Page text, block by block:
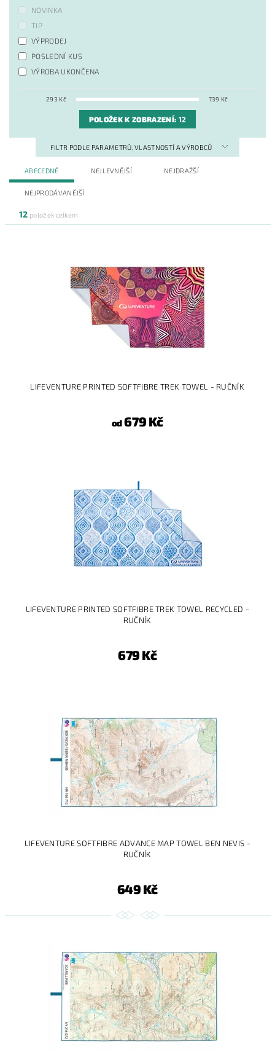
NOVINKA
TIP
VÝPRODEJ
POSLEDNÍ KUS
VÝROBA UKONČENA
293 Kč 739 Kč
POLOŽEK K ZOBRAZENÍ: 12
FILTR PODLE PARAMETRŮ, VLASTNOSTÍ A VÝROBCŮ
ABECEDNĚ NEJLEVNĚJŠÍ NEJDRAŽŠÍ
NEJPRODÁVANĚJŠÍ
12 položek celkem
LIFEVENTURE PRINTED SOFTFIBRE TREK TOWEL - RUČNÍK
od679 Kč
LIFEVENTURE PRINTED SOFTFIBRE TREK TOWEL RECYCLED -
RUČNÍK
679 Kč
LIFEVENTURE SOFTFIBRE ADVANCE MAP TOWEL BEN NEVIS -
RUČNÍK
649 Kč